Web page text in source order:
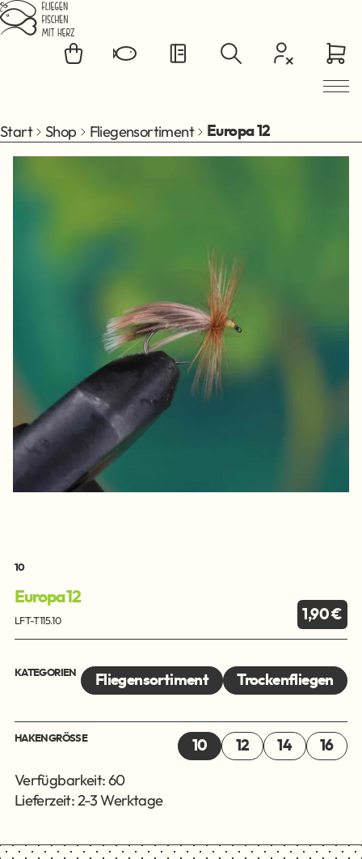
Zum Hauptinhalt springen
Start Shop Fliegensortiment Europa 12
10
Europa 12
LFT-T115.10 1,90 €
KATEGORIEN Fliegensortiment Trockenfliegen
HAKENGRÖSSE 10 12 14 16
Verfügbarkeit: 60
Lieferzeit: 2-3 Werktage